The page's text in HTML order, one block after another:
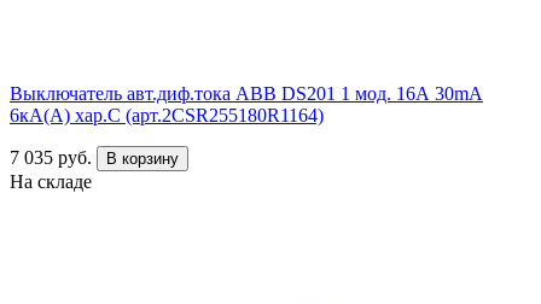
Выключатель авт.диф.тока ABB DS201 1 мод. 16А 30mA
6кА(А) хар.С (арт.2CSR255180R1164)
7 035 руб. В корзину
На складе